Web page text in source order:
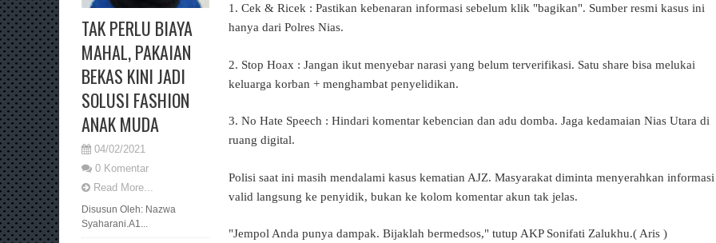
TAK PERLU BIAYA
MAHAL, PAKAIAN
BEKAS KINI JADI
SOLUSI FASHION
ANAK MUDA
04/02/2021
0 Komentar
Read More...
Disusun Oleh: Nazwa
Syaharani.A1...
1. Cek & Ricek : Pastikan kebenaran informasi sebelum klik "bagikan". Sumber resmi kasus ini
hanya dari Polres Nias.
2. Stop Hoax : Jangan ikut menyebar narasi yang belum terverifikasi. Satu share bisa melukai
keluarga korban + menghambat penyelidikan.
3. No Hate Speech : Hindari komentar kebencian dan adu domba. Jaga kedamaian Nias Utara di
ruang digital.
Polisi saat ini masih mendalami kasus kematian AJZ. Masyarakat diminta menyerahkan informasi
valid langsung ke penyidik, bukan ke kolom komentar akun tak jelas.
"Jempol Anda punya dampak. Bijaklah bermedsos," tutup AKP Sonifati Zalukhu.( Aris )